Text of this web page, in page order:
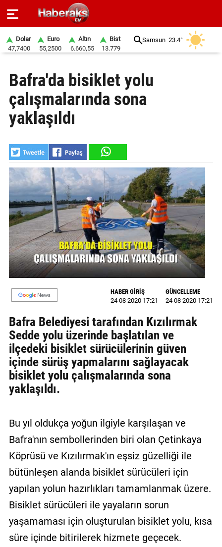
SPOR
YAŞAM
EKONOMİ
BELEDİYELER
SAĞLIK
SİYASET
EĞİTİM
GALERİ
VİDEO
YAZARLAR
BİZE
Künye
İletişim
Gizlilik
Sözleşmesi
Sözleşmesi
Dolar
47,7400
Euro
55,2500
Altın
6.660,55
Bist
13.779
Samsun 23.4°
Bafra'da bisiklet yolu
çalışmalarında sona
yaklaşıldı
HABER GİRİŞ
24 08 2020 17:21
GÜNCELLEME
24 08 2020 17:21
Bafra Belediyesi tarafından Kızılırmak
Sedde yolu üzerinde başlatılan ve
ilçedeki bisiklet sürücülerinin güven
içinde sürüş yapmalarını sağlayacak
bisiklet yolu çalışmalarında sona
yaklaşıldı.
Bu yıl oldukça yoğun ilgiyle karşılaşan ve
Bafra'nın sembollerinden biri olan Çetinkaya
Köprüsü ve Kızılırmak'ın eşsiz güzelliği ile
bütünleşen alanda bisiklet sürücüleri için
yapılan yolun hazırlıkları tamamlanmak üzere.
Bisiklet sürücüleri ile yayaların sorun
yaşamaması için oluşturulan bisiklet yolu, kısa
süre içinde bitirilerek hizmete geçecek.